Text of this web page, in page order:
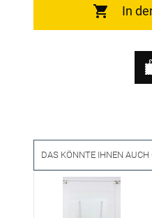
In
DAS KÖNNTE IHNEN AUCH